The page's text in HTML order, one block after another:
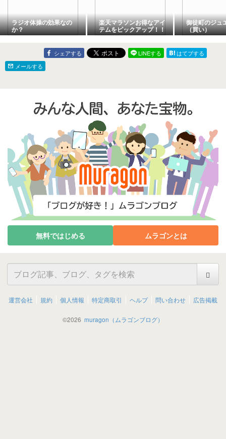
ラジオ体操の効果なの
か？
楽天マラソンお得なアイ
テムをピックアップ！！
御徒町のジュ
（買い）
シェアする LINEする
はてブする
メールする
無料ではじめる ムラゴンとは
運営会社 規約 個人情報 特定商取引 ヘルプ 問い合わせ 広告掲載
©2026 muragon（ムラゴンブログ）